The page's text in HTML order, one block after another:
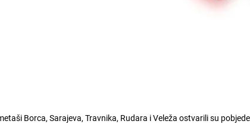
Borca, Sarajeva, Travnika, Rudara i Veleža ostvarili su